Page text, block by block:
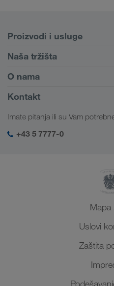
Proizvodi i usluge
Drumski transport
Portal za klijente CONNECT
Digitalna rešenja
Naša tržišta
Evropa
Kavkaz
Centralna Azija
Bliski Istok
O nama
Informacije o preduzeću
Društvena odgovornost
SHEQ menadžment
Kontakt
Imate pitanja ili su Vam
+43 5 7777-0
Mapa
Uslovi
Zaštita